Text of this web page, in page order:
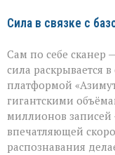
Сила в связке с
Сам по себе сканер
сила раскрывается
платформой
гигантскими
миллионов
впечатляющей
распознавания